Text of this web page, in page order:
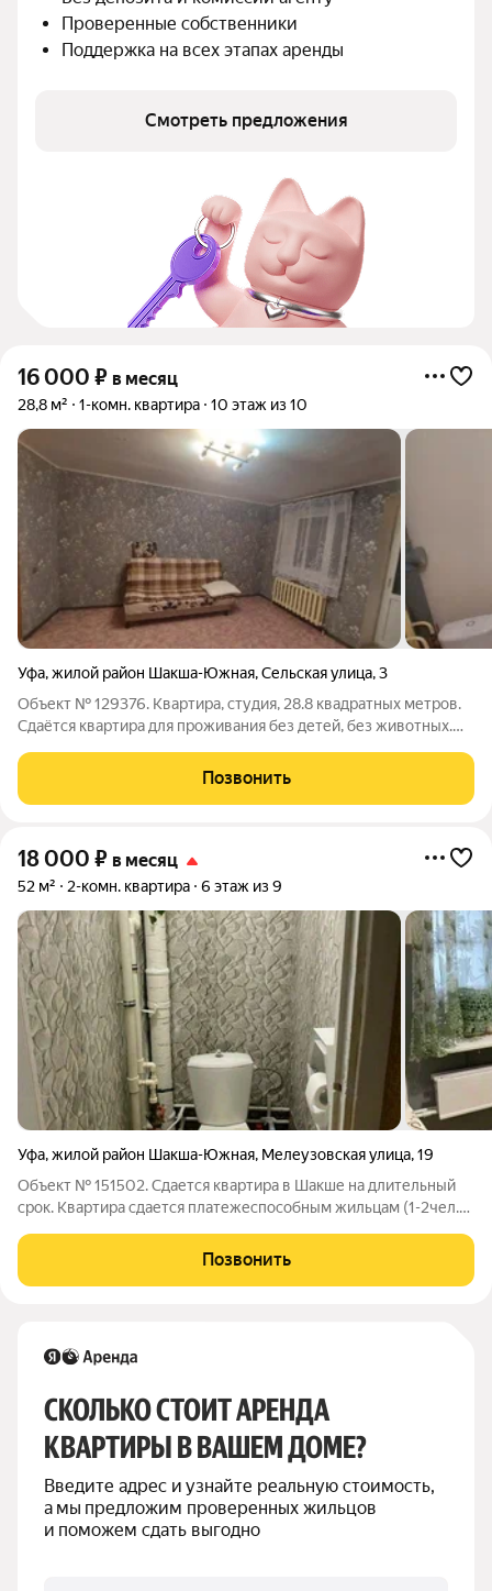
Проверенные собственники
Поддержка на всех этапах аренды
Смотреть предложения
16 000 ₽ в месяц
28,8 м² 1-комн. квартира 10 этаж из 10
Уфа,жилой район Шакша-Южная,Сельская улица,3
Объект № 129376. Квартира, студия, 28.8 квадратных метров.
Сдаётся квартира для проживания без детей, без животных.
долгий срок на 10 этаже, уютная теплая квартира, есть балкон
(с балкона
Позвонить
18 000 ₽ в месяц
52 м² 2-комн. квартира 6 этаж из 9
Уфа,жилой район Шакша-Южная, Мелеузовская улица,19
Объект № 151502. Сдается квартира в Шакше на длительный
срок. Квартира сдается платежеспособным жильцам (1-2чел.)
проживания есть все необходимое
Позвонить
СКОЛЬКО СТОИТ АРЕНДА
КВАРТИРЫ В ВАШЕМ ДОМЕ?
Введите адрес и узнайте реальную стоимость,
а мы предложим проверенных жильцов
и поможем сдать выгодно